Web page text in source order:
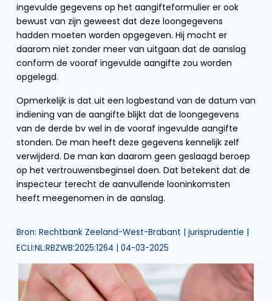
ingevulde gegevens op het aangifteformulier er ook
bewust van zijn geweest dat deze loongegevens
hadden moeten worden opgegeven. Hij mocht er
daarom niet zonder meer van uitgaan dat de aanslag
conform de vooraf ingevulde aangifte zou worden
opgelegd.
Opmerkelijk is dat uit een logbestand van de datum van
indiening van de aangifte blijkt dat de loongegevens
van de derde bv wel in de vooraf ingevulde aangifte
stonden. De man heeft deze gegevens kennelijk zelf
verwijderd. De man kan daarom geen geslaagd beroep
op het vertrouwensbeginsel doen. Dat betekent dat de
inspecteur terecht de aanvullende looninkomsten
heeft meegenomen in de aanslag.
Bron: Rechtbank Zeeland-West-Brabant | jurisprudentie |
ECLI:NL:RBZWB:2025:1264 | 04-03-2025